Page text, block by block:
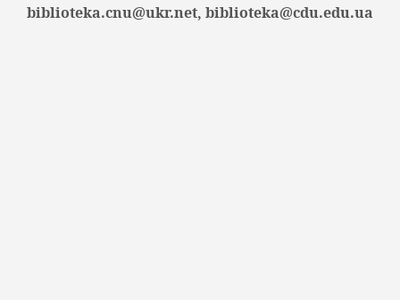
biblioteka.cnu@ukr.net, biblioteka@cdu.edu.ua